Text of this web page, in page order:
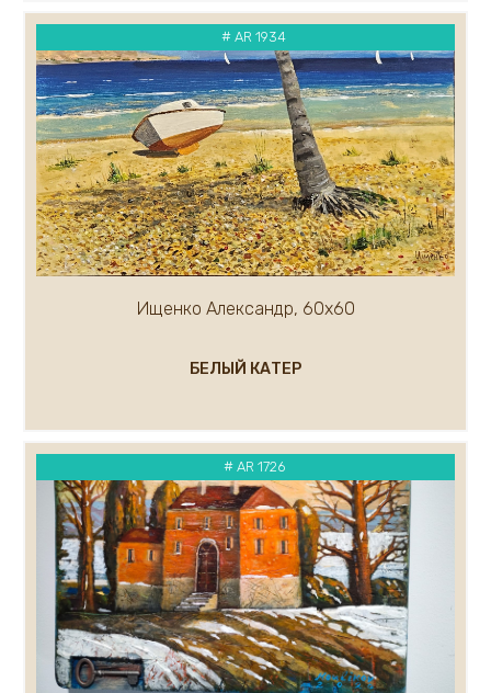
Кремер Марк
Кремер Александр
Крылов Александр
Кузнецов Андрей
Кукуева Светлана
Куликов Олег
Кулуев Дмитрий
Ларионова Елена
Лавров А.
Курашова Елена
Крюков Александр
Липатова Алла
Макаров Сергей
Мальков Кирилл
Малькова Ольга
Маслов Анатолий
Маргарян Артур
Мельникова Евгения
Мельников Андрей
Миронов Геннадий
Митин Дмитрий
# AR 1934
Ищенко Александр, 60х60
БЕЛЫЙ КАТЕР
# AR 1726